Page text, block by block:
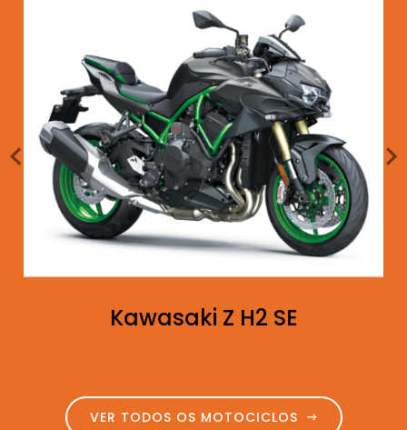
Kawasaki Z H2 SE
VER TODOS OS MOTOCICLOS